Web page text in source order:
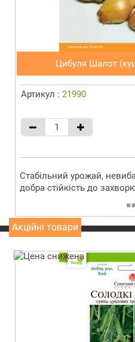
Цибуля Шалот
Артикул : 21990
Стабільний урожай,
добра стійкість до
Акційні товари